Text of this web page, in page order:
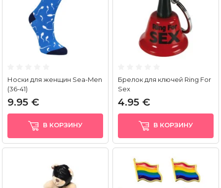
Носки для женщин Sea-Men
(36-41)
9.95 €
В КОРЗИНУ
Брелок для ключей Ring For
Sex
4.95 €
В КОРЗИНУ